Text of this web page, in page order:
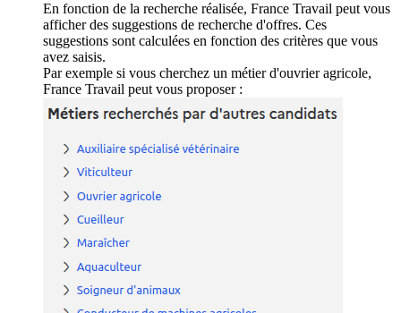
En fonction de la recherche réalisée, France Travail peut vous
afficher des suggestions de recherche d'offres. Ces
suggestions sont calculées en fonction des critères que vous
avez saisis.
Par exemple si vous cherchez un métier d'ouvrier agricole,
France Travail peut vous proposer :